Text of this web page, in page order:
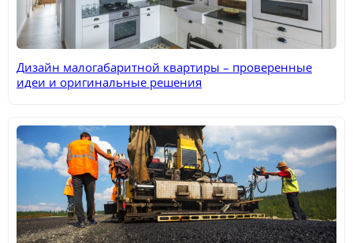
Дизайн малогабаритной квартиры – проверенные
идеи и оригинальные решения